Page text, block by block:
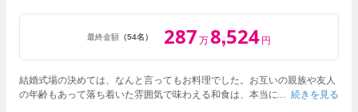
らのゲストが多かったので、北海道らしいもので満足されていました。
場のスタッフの皆様のおかげで、ゲストみんなが満足して二人らしいいい
式だったと言ってもらえて一生に一度の結婚式をここに決めてよかったと
思います。
最終金額 （54名） 287 万8,524 円
結婚式場の決めては、なんと言ってもお料理でした。お互いの親族や友人
の年齢もあって落ち着いた雰囲気で味わえる和食は、本当に魅力的です。
続きを見る